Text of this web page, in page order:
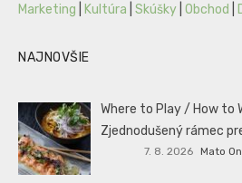
Marketing
Kultúra Skúšky Obchod
NAJNOVŠIE
Where to Play / How to
Zjednodušený rámec
7. 8. 2026 Mato